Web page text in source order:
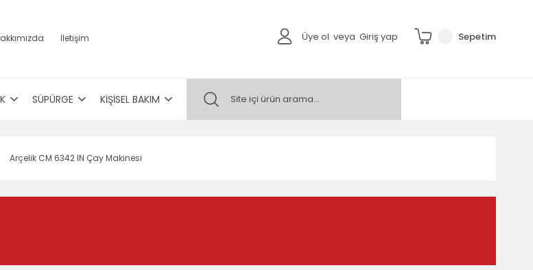
İletişim Üye ol veya Giriş yap Sepetim
SÜPÜRGE KİŞİSEL BAKIM
Arçelik CM 6342 IN Çay Makinesi